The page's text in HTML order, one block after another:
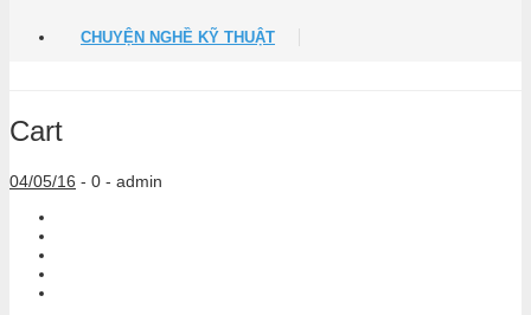
CHUYỆN NGHỀ KỸ THUẬT
Cart
04/05/16 - 0 - admin